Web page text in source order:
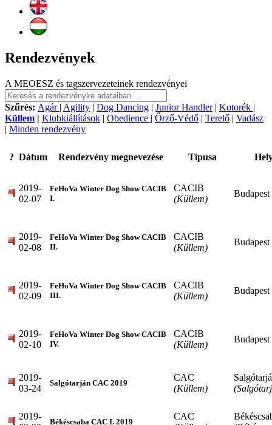
Rendezvények
A MEOESZ és tagszervezeteinek rendezvényei
Szűrés: Agár | Agility | Dog Dancing | Junior Handler| Kotorék |
Küllem | Klubkiállítások | Obedience | Őrző-Védő | Terelő | Vadász
| Minden rendezvény
? Dátum Rendezvény megnevezése Típusa
2019-
02-07
FeHoVa Winter Dog Show CACIB
I.
CACIB
(Küllem)
Budapest
2019-
02-08
FeHoVa Winter Dog Show CACIB
II.
CACIB
(Küllem)
Budapest
2019-
02-09
FeHoVa Winter Dog Show CACIB
III.
CACIB
(Küllem)
Budapest
2019-
02-10
FeHoVa Winter Dog Show CACIB
IV.
CACIB
(Küllem)
Budapest
2019-
03-24
Salgótarján CAC 2019
CAC
(Küllem)
2019-
Békéscsaba CAC I. 2019
CAC